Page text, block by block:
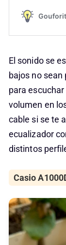
El sonido se
bajos no
para
volumen en
cable si se te
ecualizador
distintos
Casio